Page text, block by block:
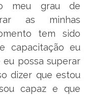
meu grau de
as minhas
tem sido
capacitação eu
possa superar
dizer que estou
capaz e que